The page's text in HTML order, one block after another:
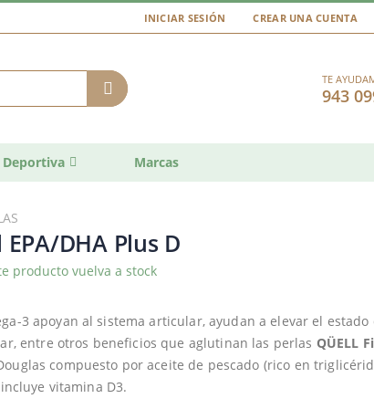
INICIAR SESIÓN CREAR UNA CUENTA
TE
943
Marcas
DHA Plus D
producto vuelva a stock
3 apoyan al sistema articular, ayudan a elevar el
entre otros beneficios que aglutinan las perlas QÜELL
compuesto por aceite de pescado (rico en
vitamina D3.